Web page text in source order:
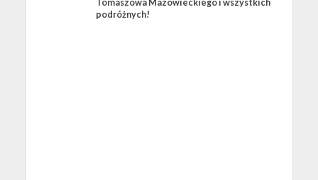
Tomaszowa Mazowieckiego i wszystkich
podróżnych!